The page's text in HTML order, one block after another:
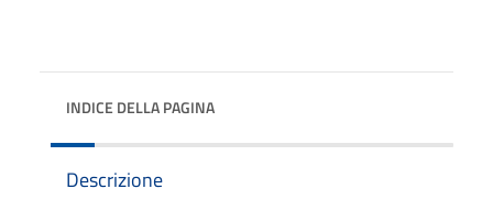
INDICE DELLA PAGINA
Descrizione